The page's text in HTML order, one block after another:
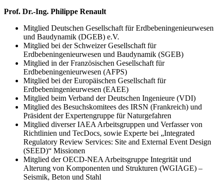
Prof. Dr.-Ing. Philippe Renault
Mitglied Deutschen Gesellschaft für Erdbebeningenieurwesen
und Baudynamik (DGEB) e.V.
Mitglied bei der Schweizer Gesellschaft für
Erdbebeningenieurwesen und Baudynamik (SGEB)
Mitglied in der Französischen Gesellschaft für
Erdbebeningenieurwesen (AFPS)
Mitglied bei der Europäischen Gesellschaft für
Erdbebeningenieurwesen (EAEE)
Mitglied beim Verband der Deutschen Ingenieure (VDI)
Mitglied des Besuchskomitees des IRSN (Frankreich) und
Präsident der Expertengruppe für Naturgefahren
Mitglied diverser IAEA Arbeitsgruppen und Verfasser von
Richtlinien und TecDocs, sowie Experte bei „Integrated
Regulatory Review Services: Site and External Event Design
(SEED)“ Missionen
Mitglied der OECD-NEA Arbeitsgruppe Integrität und
Alterung von Komponenten und Strukturen (WGIAGE) –
Seismik, Beton und Stahl